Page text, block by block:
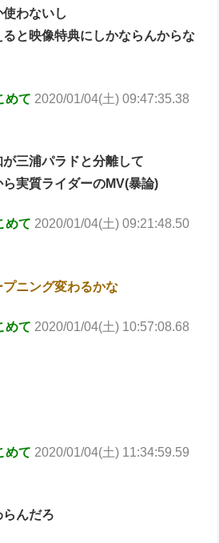
わないし
と映像特典にしかならんからな
めて 2020/01/04(土) 09:47:35.38
三浦パラドと分離して
実質ライダーのMV(暴論)
めて 2020/01/04(土) 09:21:48.50
ニング変わるかな
めて 2020/01/04(土) 10:57:08.68
めて 2020/01/04(土) 11:34:59.59
んだろ